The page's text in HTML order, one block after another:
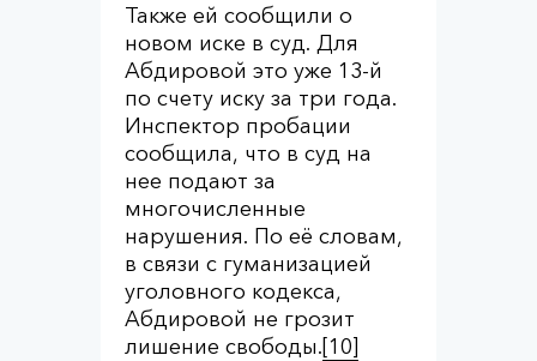
Также ей сообщили о
новом иске в суд. Для
Абдировой это уже 13-й
по счету иску за три года.
Инспектор пробации
сообщила, что в суд на
нее подают за
многочисленные
нарушения. По её словам,
в связи с гуманизацией
уголовного кодекса,
Абдировой не грозит
лишение свободы.[10]